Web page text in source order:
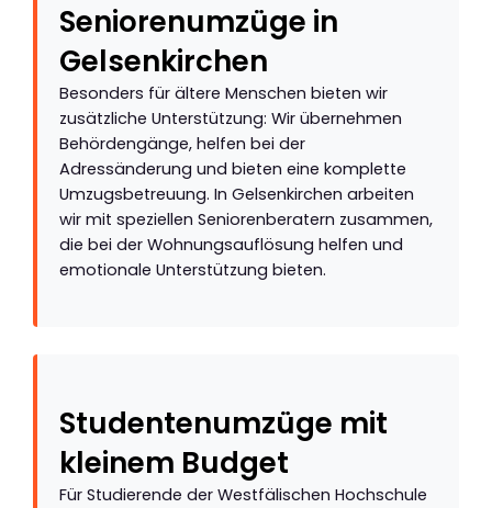
Seniorenumzüge in
Gelsenkirchen
Besonders für ältere Menschen bieten wir
zusätzliche Unterstützung: Wir übernehmen
Behördengänge, helfen bei der
Adressänderung und bieten eine komplette
Umzugsbetreuung. In Gelsenkirchen arbeiten
wir mit speziellen Seniorenberatern zusammen,
die bei der Wohnungsauflösung helfen und
emotionale Unterstützung bieten.
Studentenumzüge mit
kleinem Budget
Für Studierende der Westfälischen Hochschule